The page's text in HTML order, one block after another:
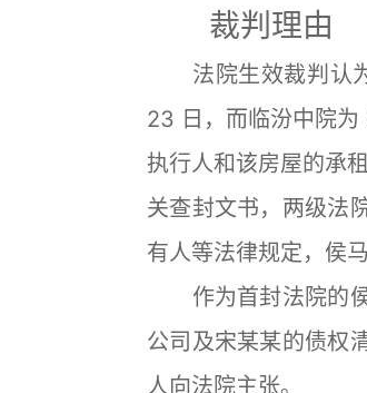
裁判理由
法院生效裁判认为
23 日，而临汾中院为
执行人和该房屋的承
关查封文书，两级法
有人等法律规定，侯
作为首封法院的侯
公司及宋某某的债权
人向法院主张｡